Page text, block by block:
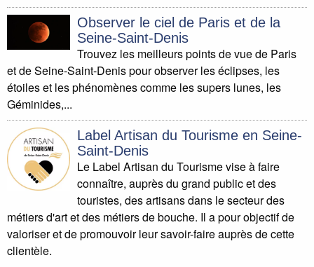
Observer le ciel de Paris et de la
Seine-Saint-Denis
Trouvez les meilleurs points de vue de Paris
et de Seine-Saint-Denis pour observer les éclipses, les
étoiles et les phénomènes comme les supers lunes, les
Géminides,...
Label Artisan du Tourisme en Seine-
Saint-Denis
Le Label Artisan du Tourisme vise à faire
connaître, auprès du grand public et des
touristes, des artisans dans le secteur des
métiers d'art et des métiers de bouche. Il a pour objectif de
valoriser et de promouvoir leur savoir-faire auprès de cette
clientèle.